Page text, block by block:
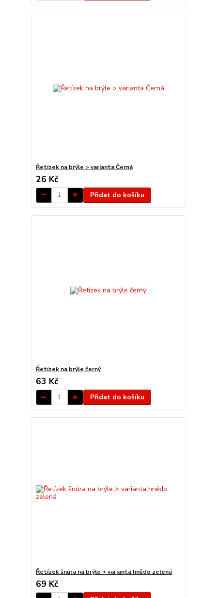
Řetízek na brýle > varianta Černá
26 Kč
Přidat do košíku
Řetízek na brýle černý
63 Kč
Přidat do košíku
Řetízek šnůra na brýle > varianta hnědo zelená
69 Kč